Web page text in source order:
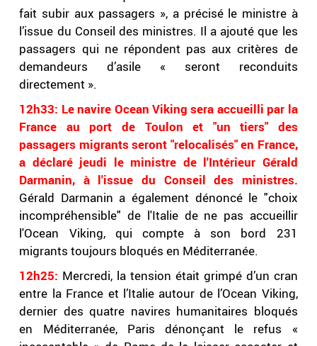
fait subir aux passagers », a précisé le ministre à
l’issue du Conseil des ministres. Il a ajouté que les
passagers qui ne répondent pas aux critères de
demandeurs d’asile « seront reconduits
directement ».
12h33: Le navire Ocean Viking sera accueilli par la
France au port de Toulon et "un tiers" des
passagers migrants seront "relocalisés" en France,
a déclaré jeudi le ministre de l'Intérieur Gérald
Darmanin, à l'issue du Conseil des ministres.
Gérald Darmanin a également dénoncé le "choix
incompréhensible" de l'Italie de ne pas accueillir
l'Ocean Viking, qui compte à son bord 231
migrants toujours bloqués en Méditerranée.
12h25: Mercredi, la tension était grimpé d’un cran
entre la France et l’Italie autour de l’Ocean Viking,
dernier des quatre navires humanitaires bloqués
en Méditerranée, Paris dénonçant le refus «